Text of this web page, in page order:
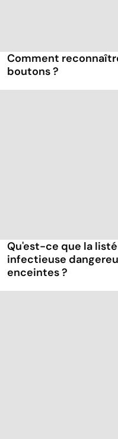
Comment
boutons ?
Qu'est-ce que la
infectieuse
enceintes ?